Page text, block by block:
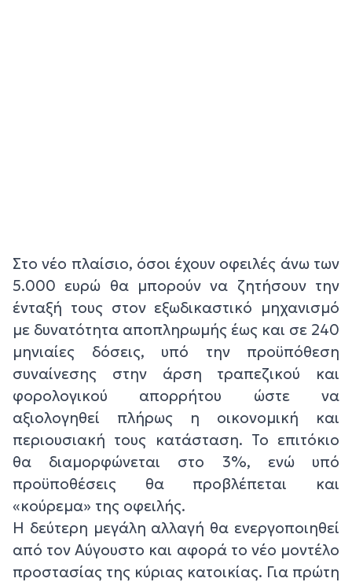
Στο νέο πλαίσιο, όσοι έχουν οφειλές άνω των
5.000 ευρώ θα μπορούν να ζητήσουν την
ένταξή τους στον εξωδικαστικό μηχανισμό
με δυνατότητα αποπληρωμής έως και σε 240
μηνιαίες δόσεις, υπό την προϋπόθεση
συναίνεσης στην άρση τραπεζικού και
φορολογικού απορρήτου ώστε να
αξιολογηθεί πλήρως η οικονομική και
περιουσιακή τους κατάσταση. Το επιτόκιο
θα διαμορφώνεται στο 3%, ενώ υπό
προϋποθέσεις θα προβλέπεται και
«κούρεμα» της οφειλής.
Η δεύτερη μεγάλη αλλαγή θα ενεργοποιηθεί
από τον Αύγουστο και αφορά το νέο μοντέλο
προστασίας της κύριας κατοικίας. Για πρώτη